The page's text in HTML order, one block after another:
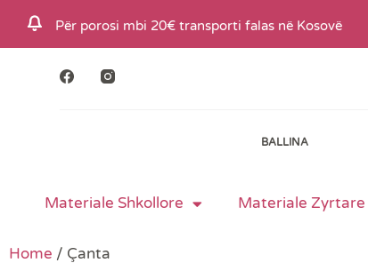
k
t
Për porosi mbi 20€ transporti falas në Kosovë
BALLINA
Materiale Shkollore Materiale Zyrtare
Home / Çanta